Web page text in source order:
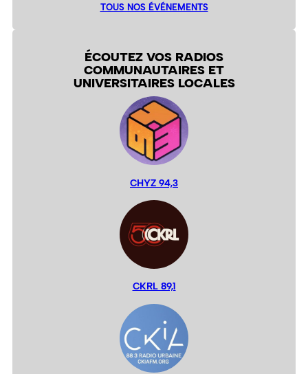
TOUS NOS ÉVÉNEMENTS
ÉCOUTEZ VOS RADIOS
COMMUNAUTAIRES ET
UNIVERSITAIRES LOCALES
CHYZ 94,3
CKRL 89,1